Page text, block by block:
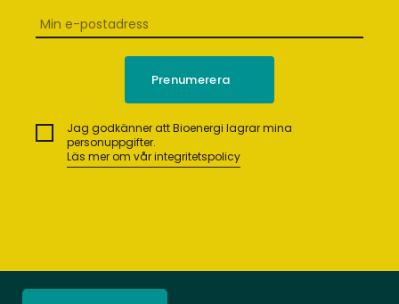
Jag godkänner att Bioenergi lagrar mina
personuppgifter.
Läs mer om vår integritetspolicy